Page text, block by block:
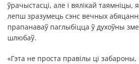
ўрачыстасці, але і вялікай таямніцы,
лепш зразумець сэнс вечных
прапанаваў паглыбіцца ў духоўны
шлюбаў.
«Гэта не проста правілы ці